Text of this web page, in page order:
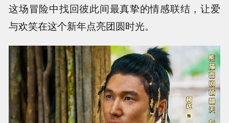
这场冒险中找回彼此间最真挚的情感联结，让爱
与欢笑在这个新年点亮团圆时光。